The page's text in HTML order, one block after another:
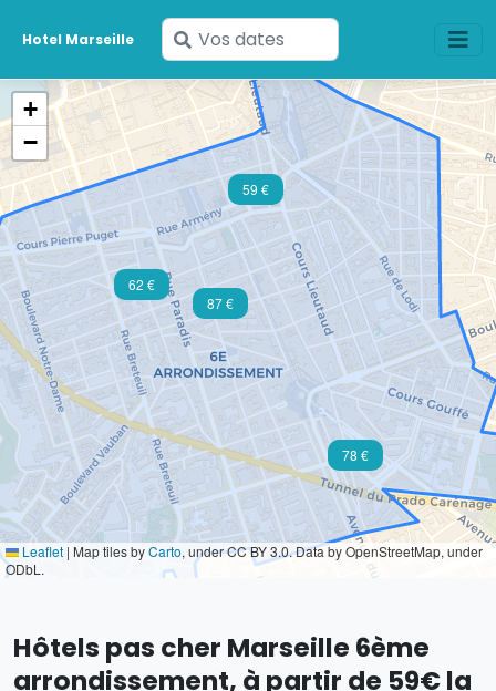
Hotel Marseille
Saisissez
vos
dates
59 €
62 €
78 €
87 €
+
−
Leaflet | Map tiles byCarto, under CC BY 3.0. Data by OpenStreetMap, under
ODbL.
Hôtels pas cher Marseille 6ème
arrondissement, à partir de 59€ la